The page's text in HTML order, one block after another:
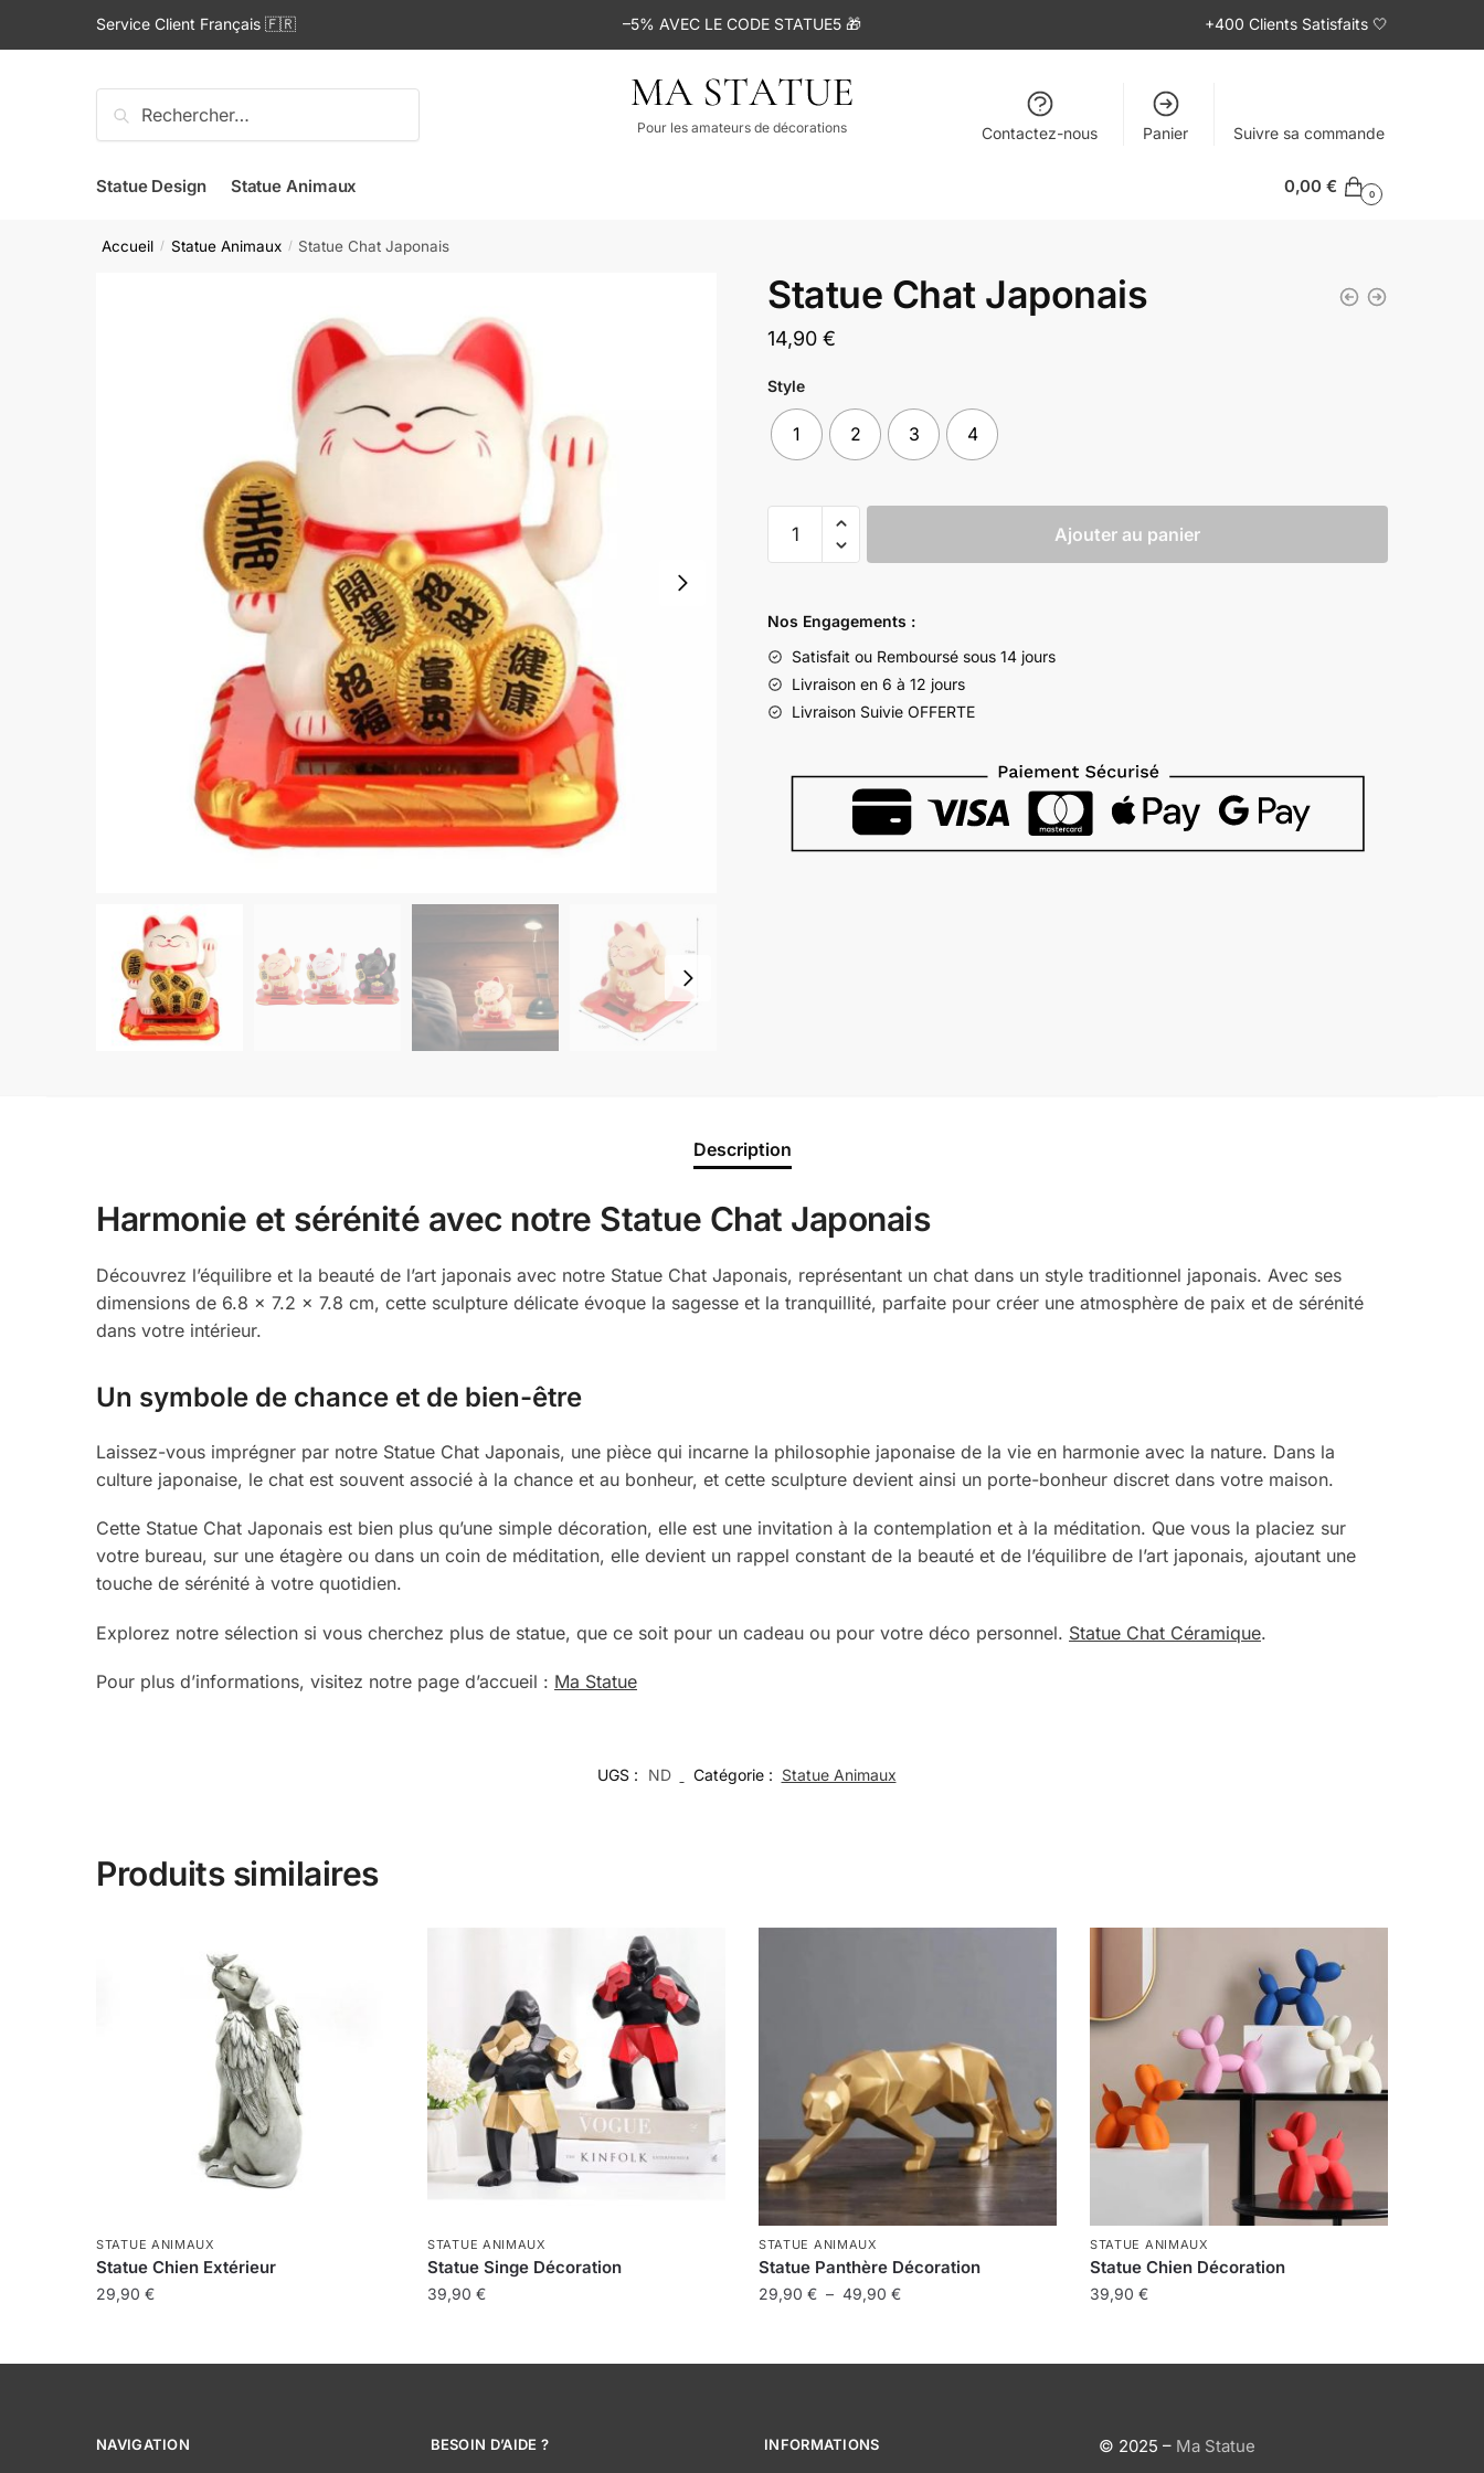
Service Client Français 🇫🇷 –5% AVEC LE CODE STATUE5 🎁 +400 Clients Satisfaits 🤍
Pour les amateurs de décorations Contactez-nous Panier Suivre sa commande
Statue Design Statue Animaux 0,00€ 0
Accueil / Statue Animaux / Statue Chat Japonais
Statue Chat Japonais
14,90€
Style
1 2 3 4
Japonais
Ajouter au panier
Nos Engagements :
Satisfait ou Remboursé sous 14 jours
Livraison en 6 à 12 jours
Livraison Suivie OFFERTE
Description
Harmonie et sérénité avec notre Statue Chat Japonais
Découvrez l’équilibre et la beauté de l’art japonais avec notre Statue Chat Japonais, représentant un chat dans un style traditionnel japonais. Avec ses
dimensions de 6.8 x 7.2 x 7.8 cm, cette sculpture délicate évoque la sagesse et la tranquillité, parfaite pour créer une atmosphère de paix et de sérénité
dans votre intérieur.
Un symbole de chance et de bien-être
Laissez-vous imprégner par notre Statue Chat Japonais, une pièce qui incarne la philosophie japonaise de la vie en harmonie avec la nature. Dans la
culture japonaise, le chat est souvent associé à la chance et au bonheur, et cette sculpture devient ainsi un porte-bonheur discret dans votre maison.
Cette Statue Chat Japonais est bien plus qu’une simple décoration, elle est une invitation à la contemplation et à la méditation. Que vous la placiez sur
votre bureau, sur une étagère ou dans un coin de méditation, elle devient un rappel constant de la beauté et de l’équilibre de l’art japonais, ajoutant une
touche de sérénité à votre quotidien.
Explorez notre sélection si vous cherchez plus de statue, que ce soit pour un cadeau ou pour votre déco personnel. Statue Chat Céramique.
Pour plus d’informations, visitez notre page d’accueil : Ma Statue
UGS : ND Catégorie : Statue Animaux
Produits similaires
STATUE ANIMAUX
Statue Chien Extérieur
29,90€
STATUE ANIMAUX
Statue Singe Décoration
39,90 €
produit
variations.
STATUE ANIMAUX
Statue Panthère Décoration
29,90 € – 49,90 €Plage
29,90 €
produit
variations.
STATUE ANIMAUX
Statue Chien Décoration
39,90 €
produit
variations.
NAVIGATION BESOIN D’AIDE ? INFORMATIONS © 2025 – Ma Statue